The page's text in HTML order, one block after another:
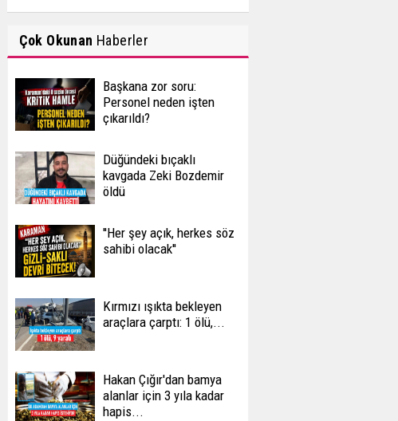
Çok Okunan Haberler
Başkana zor soru:
Personel neden işten
çıkarıldı?
Düğündeki bıçaklı
kavgada Zeki Bozdemir
öldü
''Her şey açık, herkes söz
sahibi olacak''
Kırmızı ışıkta bekleyen
araçlara çarptı: 1 ölü,...
Hakan Çığır'dan bamya
alanlar için 3 yıla kadar
hapis...